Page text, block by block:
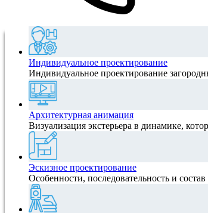
Индивидуальное проектирование
Индивидуальное проектирование
Архитектурная анимация
Визуализация экстерьера в динамике,
Эскизное проектирование
Особенности, последовательность и